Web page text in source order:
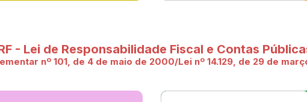
- Lei de Responsabilidade Fiscal e Contas
nº 101, de 4 de maio de 2000/Lei nº 14.129, de 29 de